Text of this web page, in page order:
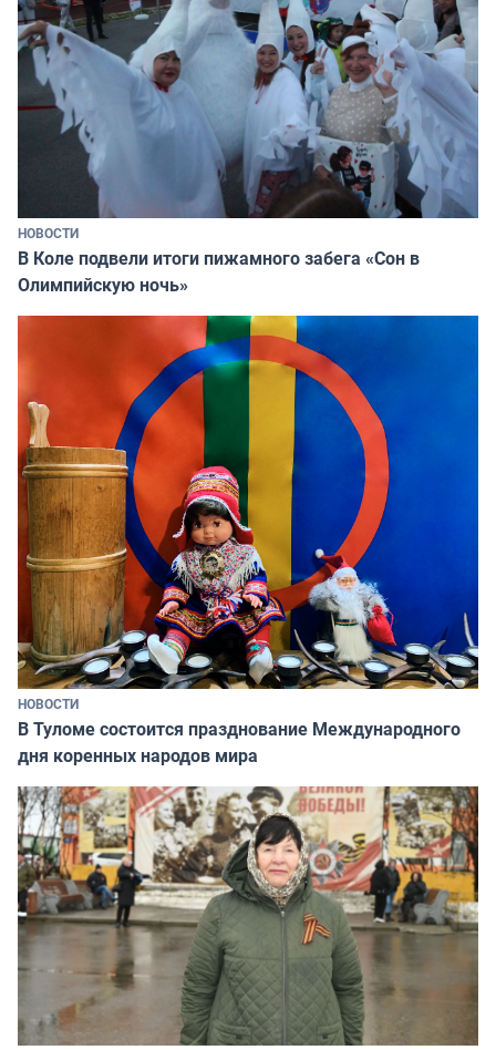
НОВОСТИ
В Коле подвели итоги пижамного забега «Сон в
Олимпийскую ночь»
НОВОСТИ
В Туломе состоится празднование Международного
дня коренных народов мира